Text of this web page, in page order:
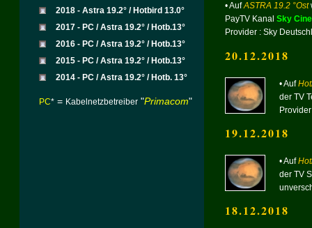
2018 - Astra 19.2° / Hotbird 13.0°
2017 - PC / Astra 19.2° / Hotb.13°
2016 - PC / Astra 19.2° / Hotb.13°
2015 - PC / Astra 19.2° / Hotb.13°
2014 - PC / Astra 19.2° / Hotb. 13°
PC*= Kabelnetzbetreiber"Primacom"
• AufASTRA 19.2 °Ost
PayTV Kanal Sky
Provider : Sky
20.12.2018
• Auf
der TV
19.12.2018
• Auf
der TV
18.12.2018